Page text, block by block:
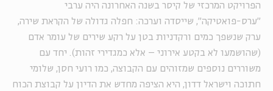
הפרויקט המרכזי של קיסר בשנה האחרונה היה ערבי
"ערס-פואטיקה", שייסדה וערכה: חפלה גדולה של הקראת שירה,
ערק שנשפך כמים ורקדניות בטן על רקע שירים של עומר אדם
(שהושמעו לא בקטע אירוני – אלא כמגדירי זהות). יחד עם
משוררים נוספים שמזוהים עם הקבוצה, כמו רועי חסן, שלומי
חתוכה וישראל דדון, היא הציפה מחדש את הדיון על קבוצת הכוח